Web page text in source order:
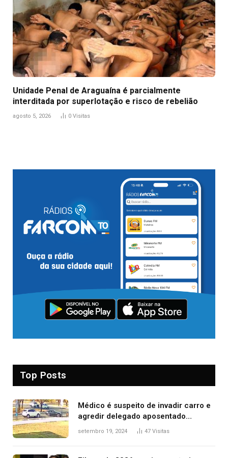
Unidade Penal de Araguaína é parcialmente
interditada por superlotação e risco de rebelião
agosto 5, 2026 0 Visitas
Top Posts
Médico é suspeito de invadir carro e
agredir delegado aposentado
durante confusão no trânsito
setembro 19, 2024 47 Visitas